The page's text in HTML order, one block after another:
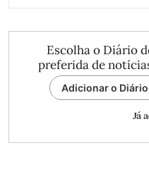
Escolha o Diário
preferida de
Adicionar o
Já